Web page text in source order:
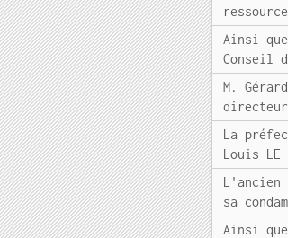
Ainsi
Conseil
M.
directeur
La
Louis
L'ancien
sa
Ainsi